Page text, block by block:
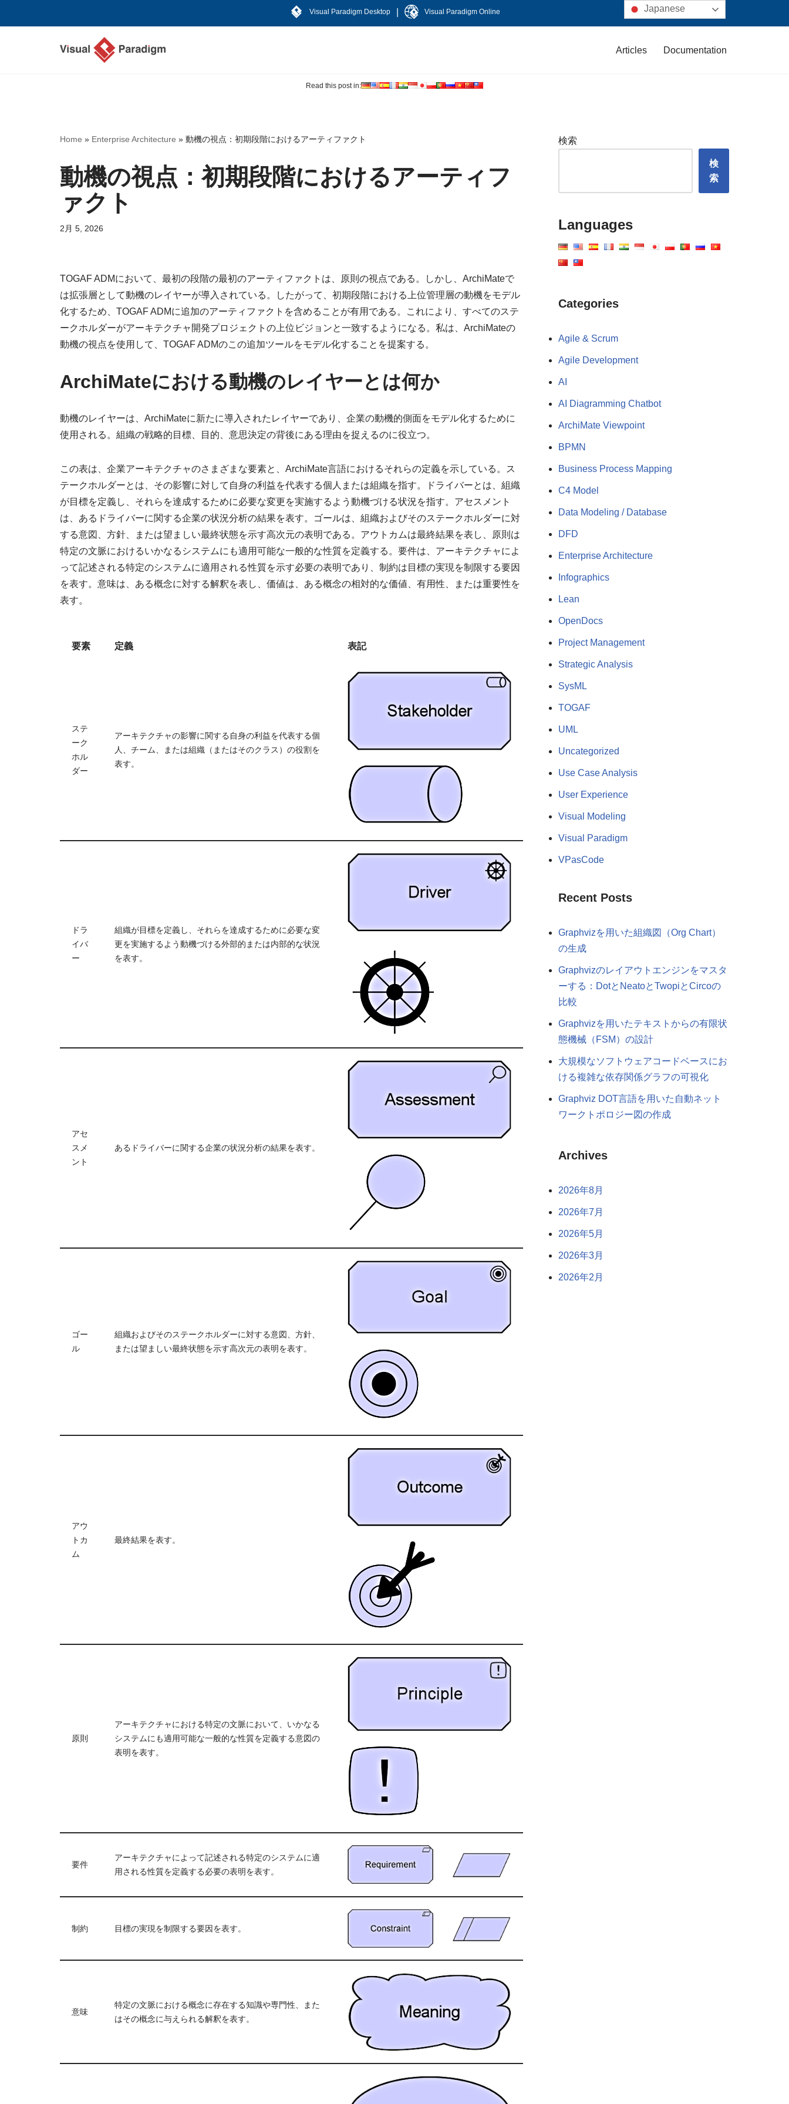
Visual Paradigm Desktop Visual Paradigm Online
Articles Documentation
Read this post in:
Home » Enterprise Architecture » 動機の視点：初期段階におけるアーティファクト
動機の視点：初期段階におけるアーティフ
ァクト
2月 5, 2026
TOGAF ADMにおいて、最初の段階の最初のアーティファクトは、原則の視点である。しかし、ArchiMateで
は拡張層として動機のレイヤーが導入されている。したがって、初期段階における上位管理層の動機をモデル
化するため、TOGAF ADMに追加のアーティファクトを含めることが有用である。これにより、すべてのステ
ークホルダーがアーキテクチャ開発プロジェクトの上位ビジョンと一致するようになる。私は、ArchiMateの
動機の視点を使用して、TOGAF ADMのこの追加ツールをモデル化することを提案する。
ArchiMateにおける動機のレイヤーとは何か
動機のレイヤーは、ArchiMateに新たに導入されたレイヤーであり、企業の動機的側面をモデル化するために
使用される。組織の戦略的目標、目的、意思決定の背後にある理由を捉えるのに役立つ。
この表は、企業アーキテクチャのさまざまな要素と、ArchiMate言語におけるそれらの定義を示している。ス
テークホルダーとは、その影響に対して自身の利益を代表する個人または組織を指す。ドライバーとは、組織
が目標を定義し、それらを達成するために必要な変更を実施するよう動機づける状況を指す。アセスメント
は、あるドライバーに関する企業の状況分析の結果を表す。ゴールは、組織およびそのステークホルダーに対
する意図、方針、または望ましい最終状態を示す高次元の表明である。アウトカムは最終結果を表し、原則は
特定の文脈におけるいかなるシステムにも適用可能な一般的な性質を定義する。要件は、アーキテクチャによ
って記述される特定のシステムに適用される性質を示す必要の表明であり、制約は目標の実現を制限する要因
を表す。意味は、ある概念に対する解釈を表し、価値は、ある概念の相対的な価値、有用性、または重要性を
表す。
要素 定義 表記
ステ
ーク
ホル
ダー
アーキテクチャの影響に関する自身の利益を代表する個
人、チーム、または組織（またはそのクラス）の役割を
表す。
ドラ
イバ
ー
組織が目標を定義し、それらを達成するために必要な変
更を実施するよう動機づける外部的または内部的な状況
を表す。
アセ
スメ
ント
あるドライバーに関する企業の状況分析の結果を表す。
ゴー
ル
組織およびそのステークホルダーに対する意図、方針、
または望ましい最終状態を示す高次元の表明を表す。
アウ
トカ
ム
最終結果を表す。
原則
アーキテクチャにおける特定の文脈において、いかなる
システムにも適用可能な一般的な性質を定義する意図の
表明を表す。
要件
アーキテクチャによって記述される特定のシステムに適
用される性質を定義する必要の表明を表す。
制約 目標の実現を制限する要因を表す。
意味
特定の文脈における概念に存在する知識や専門性、また
はその概念に与えられる解釈を表す。
検索
検
索
Languages
Categories
Agile & Scrum
Agile Development
AI
AI Diagramming Chatbot
ArchiMate Viewpoint
BPMN
Business Process Mapping
C4 Model
Data Modeling / Database
DFD
Enterprise Architecture
Infographics
Lean
OpenDocs
Project Management
Strategic Analysis
SysML
TOGAF
UML
Uncategorized
Use Case Analysis
User Experience
Visual Modeling
Visual Paradigm
VPasCode
Recent Posts
Graphvizを用いた組織図（Org Chart）
の生成
Graphvizのレイアウトエンジンをマスタ
ーする：DotとNeatoとTwopiとCircoの
比較
Graphvizを用いたテキストからの有限状
態機械（FSM）の設計
大規模なソフトウェアコードベースにお
ける複雑な依存関係グラフの可視化
Graphviz DOT言語を用いた自動ネット
ワークトポロジー図の作成
Archives
2026年8月
2026年7月
2026年5月
2026年3月
2026年2月
Japanese